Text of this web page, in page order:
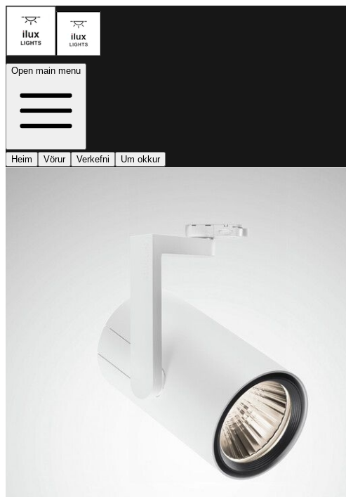
Open main menu
Heim Vörur Verkefni Um okkur